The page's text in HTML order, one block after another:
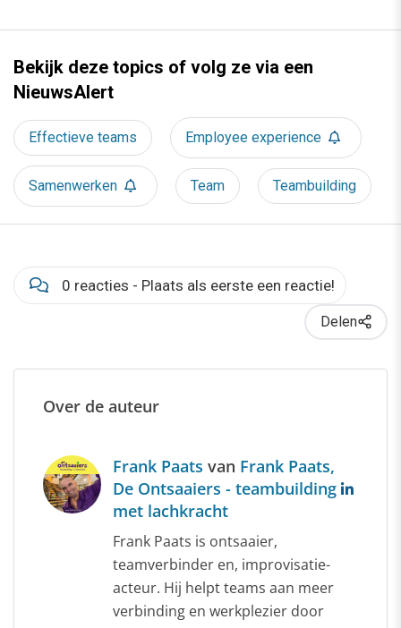
Bekijk deze topics of volg ze via een
NieuwsAlert
Effectieve teams Employee experience
Samenwerken Team Teambuilding
0 reacties - Plaats als eerste een reactie!
Delen
Over de auteur
Frank Paats van Frank Paats,
De Ontsaaiers - teambuilding
met lachkracht
Frank Paats is ontsaaier,
teamverbinder en, improvisatie-
acteur. Hij helpt teams aan meer
verbinding en werkplezier door